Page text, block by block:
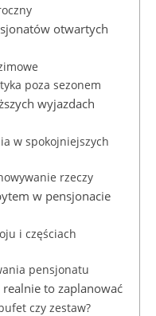
otwartych
poza sezonem
wyjazdach
w spokojniejszych
rzeczy
w pensjonacie
i częściach
pensjonatu
realnie to zaplanować
czy zestaw?